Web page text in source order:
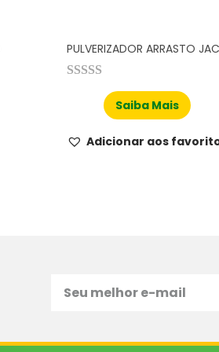
PULVERIZADOR ARRASTO
Saiba Mais
Adicionar aos